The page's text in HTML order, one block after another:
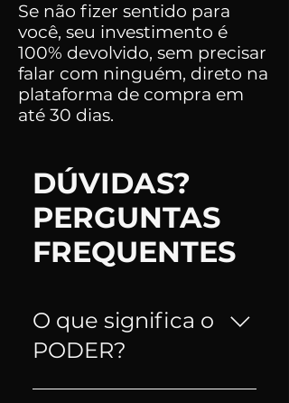
Se não fizer sentido para
você, seu investimento é
100% devolvido, sem precisar
falar com ninguém, direto na
plataforma de compra em
até 30 dias.
DÚVIDAS?
PERGUNTAS
FREQUENTES
O que significa o
PODER?
P.O.D.E.R. resume os